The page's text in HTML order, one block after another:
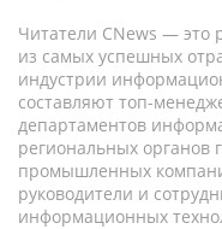
Читатели CNews — это
из самых успешных
индустрии
составляют топ-
департаментов
региональных органов
промышленных
руководители и
информационных